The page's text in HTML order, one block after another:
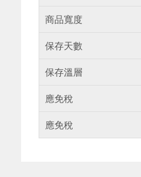
商品寬度
保存天數
保存溫層
應免稅
應免稅